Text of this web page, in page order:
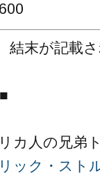
結末が記載
■
カ人の兄弟
ック・スト